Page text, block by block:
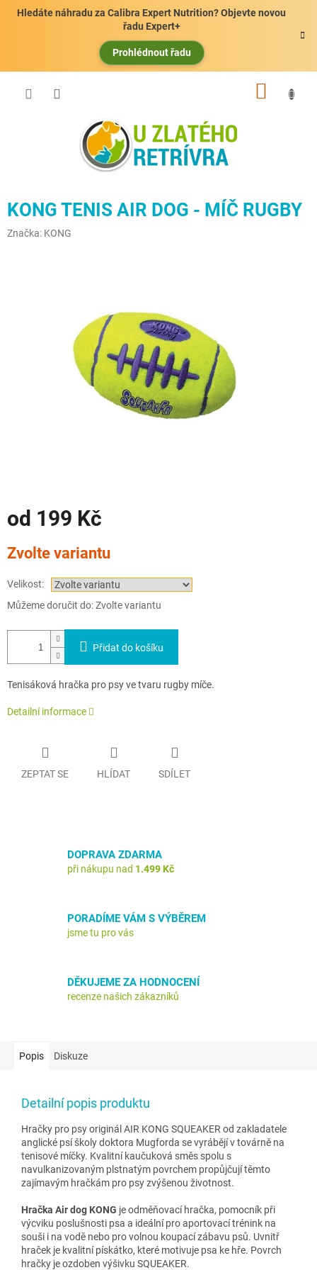
Hledáte náhradu za Calibra Expert Nutrition? Objevte novou
řadu Expert+
Prohlédnout řadu
KONG TENIS AIR DOG - MÍČ RUGBY
Značka: KONG
od 199 Kč
cena:
Zvolte variantu
Velikost:
Můžeme doručit do:Zvolte variantu
Přidat do košíku
Tenisáková hračka pro psy ve tvaru rugby míče.
Detailní informace
ZEPTAT SE HLÍDAT SDÍLET
DOPRAVA ZDARMA
při nákupu nad 1.499 Kč
PORADÍME VÁM S VÝBĚREM
jsme tu pro vás
DĚKUJEME ZA HODNOCENÍ
recenze našich zákazníků
Popis Diskuze
Detailní popis produktu
Hračky pro psy originál AIR KONG SQUEAKER od zakladatele
anglické psí školy doktora Mugforda se vyrábějí v továrně na
tenisové míčky. Kvalitní kaučuková směs spolu s
navulkanizovaným plstnatým povrchem propůjčují těmto
zajímavým hračkám pro psy zvýšenou životnost.
Hračka Air dog KONG je odměňovací hračka, pomocník při
výcviku poslušnosti psa a ideální pro aportovací trénink na
souši i na vodě nebo pro volnou koupací zábavu psů. Uvnitř
hraček je kvalitní pískátko, které motivuje psa ke hře. Povrch
hračky je ozdoben výšivku SQUEAKER.